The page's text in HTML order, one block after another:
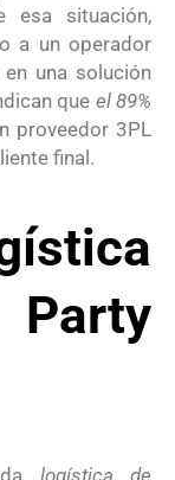
esa situación,
a un operador
una solución
que el 89%
proveedor 3PL
final.
logística de